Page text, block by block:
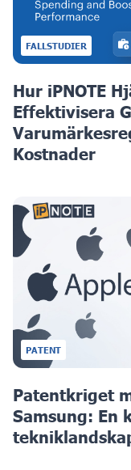
FALLSTUDIER
Hur iPNOTE
Effektivisera
Kostnader
PATENT
Patentkriget
Samsung: En